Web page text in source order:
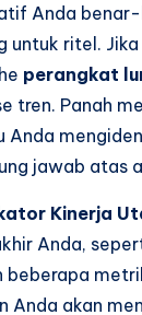
Anda
untuk ritel.
perangkat
tren. Panah
Anda
jawab atas
Kinerja
Anda,
beberapa
Anda akan